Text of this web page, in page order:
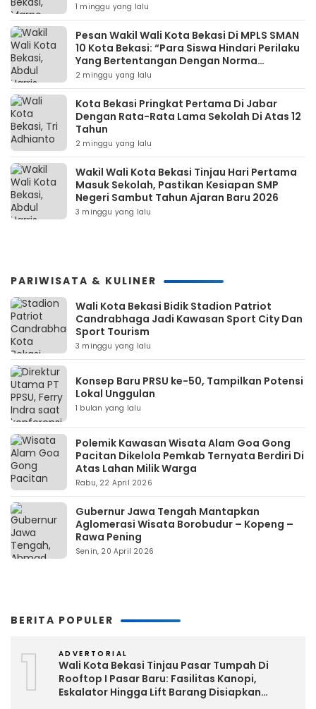
1 minggu yang lalu
Pesan Wakil Wali Kota Bekasi Di MPLS SMAN
10 Kota Bekasi: “Para Siswa Hindari Perilaku
Yang Bertentangan Dengan Norma
Masyarakat Maupun Agama”
2 minggu yang lalu
Kota Bekasi Pringkat Pertama Di Jabar
Dengan Rata-Rata Lama Sekolah Di Atas 12
Tahun
2 minggu yang lalu
Wakil Wali Kota Bekasi Tinjau Hari Pertama
Masuk Sekolah, Pastikan Kesiapan SMP
Negeri Sambut Tahun Ajaran Baru 2026
3 minggu yang lalu
PARIWISATA & KULINER
Wali Kota Bekasi Bidik Stadion Patriot
Candrabhaga Jadi Kawasan Sport City Dan
Sport Tourism
3 minggu yang lalu
Konsep Baru PRSU ke-50, Tampilkan Potensi
Lokal Unggulan
1 bulan yang lalu
Polemik Kawasan Wisata Alam Goa Gong
Pacitan Dikelola Pemkab Ternyata Berdiri Di
Atas Lahan Milik Warga
Rabu, 22 April 2026
Gubernur Jawa Tengah Mantapkan
Aglomerasi Wisata Borobudur – Kopeng –
Rawa Pening
Senin, 20 April 2026
BERITA POPULER
1 ADVERTORIAL
Wali Kota Bekasi Tinjau Pasar Tumpah Di
Rooftop I Pasar Baru: Fasilitas Kanopi,
Eskalator Hingga Lift Barang Disiapkan